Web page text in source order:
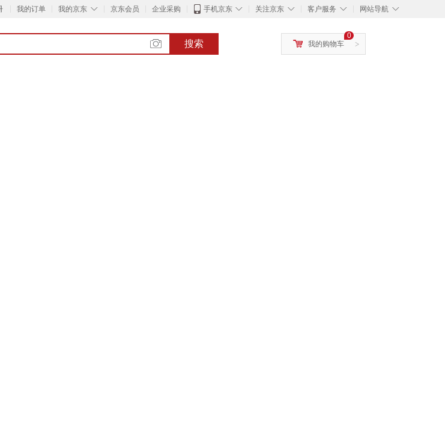
我的订单 ◇
我的京东 京东会员 企业采购 ◇
手机京东 ◇
关注京东 ◇
客户服务 ◇
网站导航
搜索 >
0
我的购物车